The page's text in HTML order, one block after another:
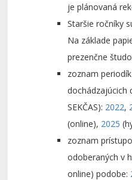
je plánovaná
Staršie ročníky
Na základe
prezenčne
zoznam
dochádzajúcich
SEKČAS): 2022,
(online), 2025
zoznam
odoberaných v
online) podobe: